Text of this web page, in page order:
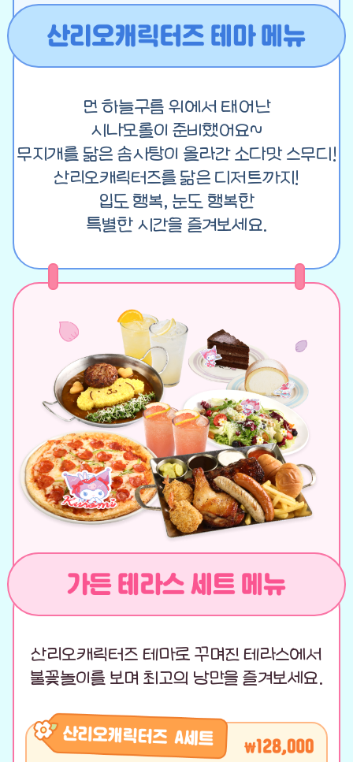
먼 하늘구름 위에서 태어난
시나모롤이 준비했어요~
무지개를 닮은 솜사탕이 올라간 소다맛 스무디!
산리오캐릭터즈를 닮은 디저트까지!
입도 행복, 눈도 행복한
특별한 시간을 즐겨보세요.
산리오캐릭터즈 테마로 꾸며진 테라스에서
불꽃놀이를 보며 최고의 낭만을 즐겨보세요.